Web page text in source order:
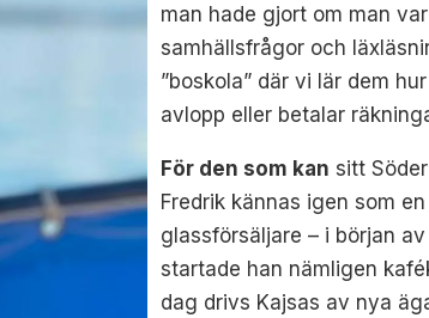
man hade gjort om man
samhällsfrågor och
”boskola” där vi lär dem
avlopp eller betalar
För den som kan sitt
Fredrik kännas igen som
glassförsäljare – i början
startade han nämligen
dag drivs Kajsas av nya